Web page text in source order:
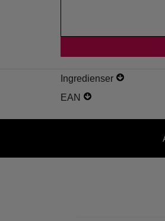
Ingredienser
EAN